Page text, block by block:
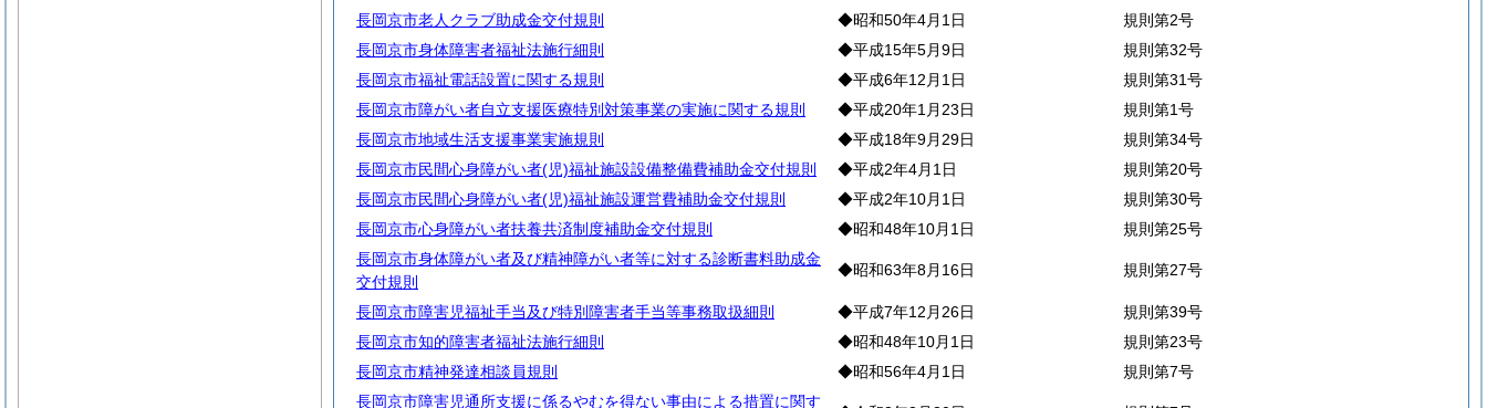
長岡京市老人クラブ助成金交付規則
◆昭和50年4月1日
規則第2号
長岡京市身体障害者福祉法施行細則
◆平成15年5月9日
規則第32号
長岡京市福祉電話設置に関する規則
◆平成6年12月1日
規則第31号
長岡京市障がい者自立支援医療特別対策事業の実施に関する規則
◆平成20年1月23日
規則第1号
長岡京市地域生活支援事業実施規則
◆平成18年9月29日
規則第34号
長岡京市民間心身障がい者(児)福祉施設設備整備費補助金交付規則
◆平成2年4月1日
規則第20号
長岡京市民間心身障がい者(児)福祉施設運営費補助金交付規則
◆平成2年10月1日
規則第30号
長岡京市心身障がい者扶養共済制度補助金交付規則
◆昭和48年10月1日
規則第25号
長岡京市身体障がい者及び精神障がい者等に対する診断書料助成金
交付規則
◆昭和63年8月16日 規則第27号
長岡京市障害児福祉手当及び特別障害者手当等事務取扱細則 ◆平成7年12月26日
規則第39号
長岡京市知的障害者福祉法施行細則
◆昭和48年10月1日
規則第23号
長岡京市精神発達相談員規則
◆昭和56年4月1日
規則第7号
長岡京市障害児通所支援に係るやむを得ない事由による措置に関す